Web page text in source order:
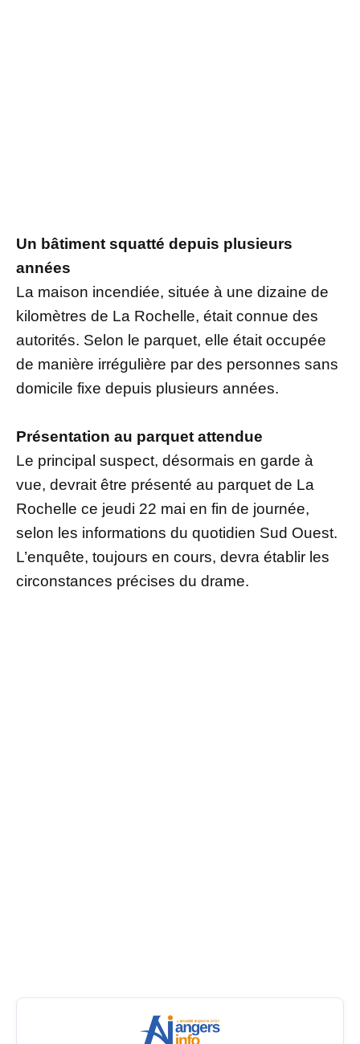
Un bâtiment squatté depuis plusieurs
années
La maison incendiée, située à une dizaine de
kilomètres de La Rochelle, était connue des
autorités. Selon le parquet, elle était occupée
de manière irrégulière par des personnes sans
domicile fixe depuis plusieurs années.
Présentation au parquet attendue
Le principal suspect, désormais en garde à
vue, devrait être présenté au parquet de La
Rochelle ce jeudi 22 mai en fin de journée,
selon les informations du quotidien Sud Ouest.
L’enquête, toujours en cours, devra établir les
circonstances précises du drame.